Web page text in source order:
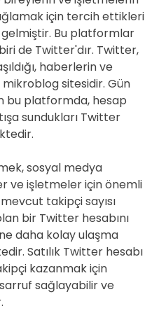
için tercih ettikleri
Bu platformlar
de Twitter'dır. Twitter,
haberlerin ve
mikroblog sitesidir. Gün
bu platformda, hesap
sundukları Twitter
sosyal medya
ve işletmeler için önemli
takipçi sayısı
bir Twitter hesabını
daha kolay ulaşma
Satılık Twitter hesabı
kazanmak için
sağlayabilir ve